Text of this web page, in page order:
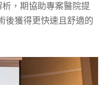
，期協助專案醫院提
後獲得更快速且舒適的